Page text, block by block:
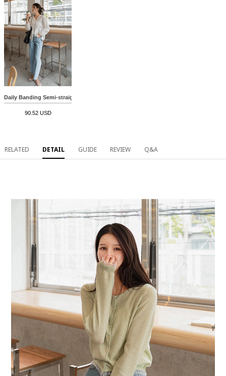
Daily Banding Semi-straight Denim Pants
90.52 USD
RELATED DETAIL GUIDE REVIEW Q&A